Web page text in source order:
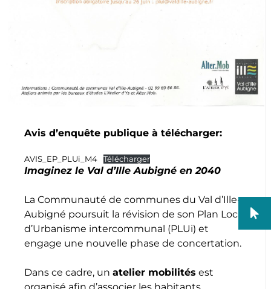
Avis d’enquête publique à télécharger:
AVIS_EP_PLUi_M4 Télécharger
Imaginez le Val d’Ille Aubigné en 2040
La Communauté de communes du Val d’Ille-
Aubigné poursuit la révision de son Plan Local
d’Urbanisme intercommunal (PLUi) et
engage une nouvelle phase de concertation.
Dans ce cadre, un atelier mobilités est